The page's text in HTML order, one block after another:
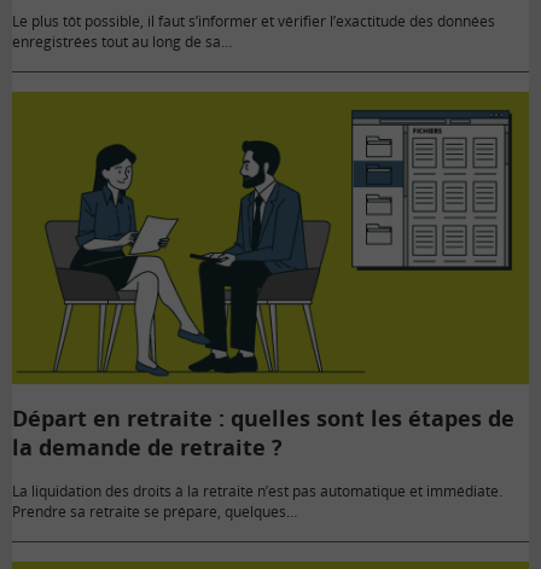
Le plus tôt possible, il faut s’informer et vérifier l’exactitude des données
enregistrées tout au long de sa…
Départ en retraite : quelles sont les étapes de
la demande de retraite ?
La liquidation des droits à la retraite n’est pas automatique et immédiate.
Prendre sa retraite se prépare, quelques…